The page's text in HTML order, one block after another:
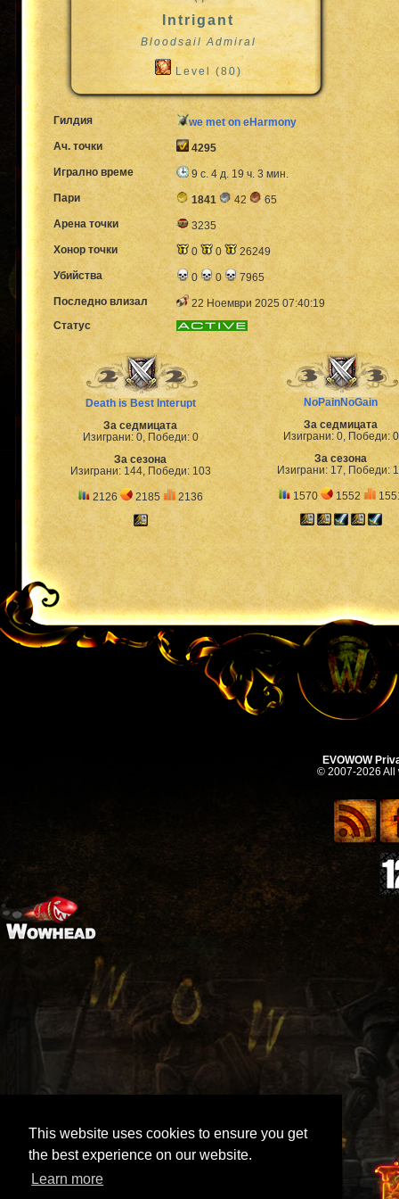
This website uses cookies to ensure you get
the best experience on our website.
Learn more
Intrigant
Bloodsail Admiral
Level (80)
Гилдия
we met on eHarmony
Ач. точки
4295
Игрално време
9 с. 4 д. 19 ч. 3 мин.
Пари
1841 42
65
Арена точки
3235
Хонор точки
0 0
26249
Убийства
0 0
7965
Последно влизал
22 Ноември 2025 07:40:19
Статус
Death is Best Interupt
За седмицата
Изиграни: 0, Победи: 0
За сезона
Изиграни: 144, Победи: 103
2126 2185 2136
NoPainNoGain
За седмицата
Изиграни: 0, Победи: 0
За сезона
Изиграни: 17, Победи:
1570 1552
EVOWOW
© 2007-2026 All